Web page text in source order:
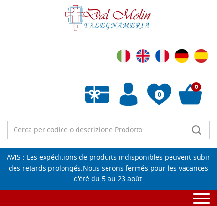
0
Liste de souhaits vide
0
AVIS : Les expéditions de produits indisponibles peuvent subir
des retards prolongés.Nous serons fermés pour les vacances
d'été du 5 au 23 août.